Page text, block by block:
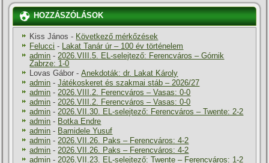
HOZZÁSZÓLÁSOK
Kiss János - Következő mérkőzések
Felucci - Lakat Tanár úr – 100 év történelem
admin -2026.VIII.5. EL-selejtező: Ferencváros – Górnik
Zabrze: 1-0
Lovas Gábor -Anekdoták: dr. Lakat Károly
admin -Játékoskeret és szakmai stáb – 2026/27
admin -2026.VIII.2. Ferencváros – Vasas: 0-0
admin -2026.VIII.2. Ferencváros – Vasas: 0-0
admin -2026.VII.30. EL-selejtező: Ferencváros – Twente: 2-2
admin - Botka Endre
admin - Bamidele Yusuf
admin -2026.VII.26. Paks – Ferencváros: 4-2
admin -2026.VII.26. Paks – Ferencváros: 4-2
admin -2026.VII.23. EL-selejtező: Twente – Ferencváros: 1-2